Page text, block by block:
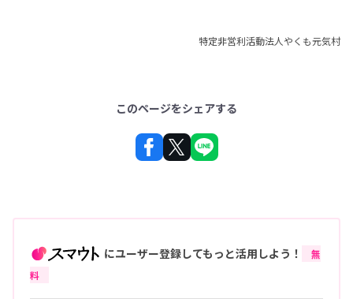
特定非営利活動法人やくも元気村
このページをシェアする
にユーザー登録してもっと活用しよう！
無
料